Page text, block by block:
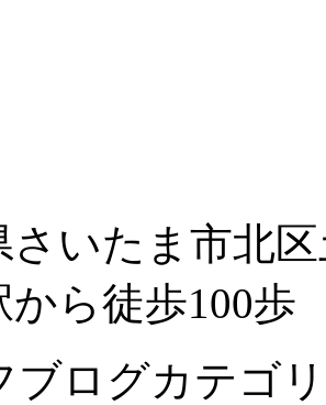
さいたま市北
から徒歩100歩
ブログカテゴ